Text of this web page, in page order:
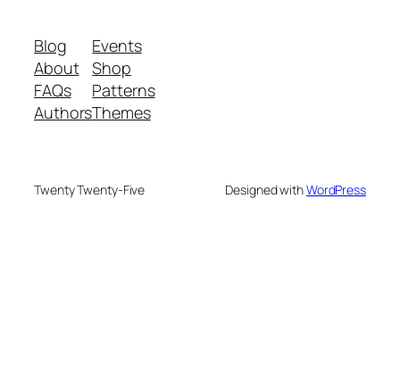
Blog
About
FAQs
Authors
Events
Shop
Patterns
Themes
Twenty Twenty-Five Designed withWordPress